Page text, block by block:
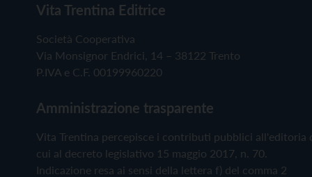
Vita Trentina Editrice
Società Cooperativa
Via Monsignor Endrici, 14 – 38122 Trento
P.IVA e C.F. 00199960220
Amministrazione trasparente
Vita Trentina percepisce i contributi pubblici all'editoria
cui al decreto legislativo 15 maggio 2017, n. 70.
Indicazione resa ai sensi della lettera f) del comma 2